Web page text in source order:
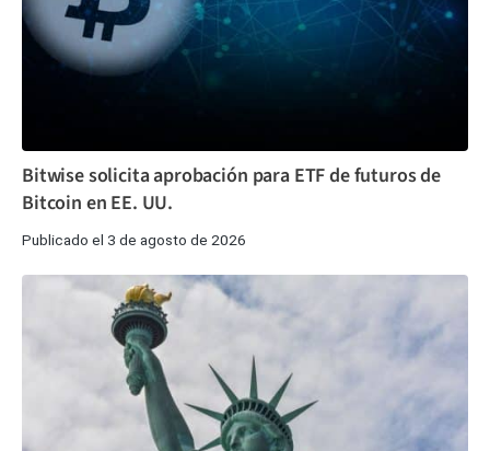
Bitwise solicita aprobación para ETF de futuros de
Bitcoin en EE. UU.
Publicado el 3 de agosto de 2026